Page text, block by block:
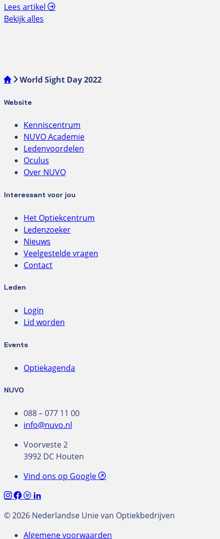
Lees artikel
Bekijk alles
World Sight Day 2022
Website
Kenniscentrum
NUVO Academie
Ledenvoordelen
Oculus
Over NUVO
Interessant voor jou
Het Optiekcentrum
Ledenzoeker
Nieuws
Veelgestelde vragen
Contact
Leden
Login
Lid worden
Events
Optiekagenda
NUVO
088 – 077 11 00
info@nuvo.nl
Voorveste 2
3992 DC Houten
Vind ons op Google
© 2026 Nederlandse Unie van Optiekbedrijven
Algemene voorwaarden